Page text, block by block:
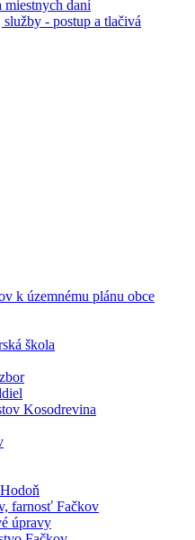
miestnych daní
- postup a tlačivá
k územnému plánu obce
škola
Kosodrevina
farnosť Fačkov
úpravy